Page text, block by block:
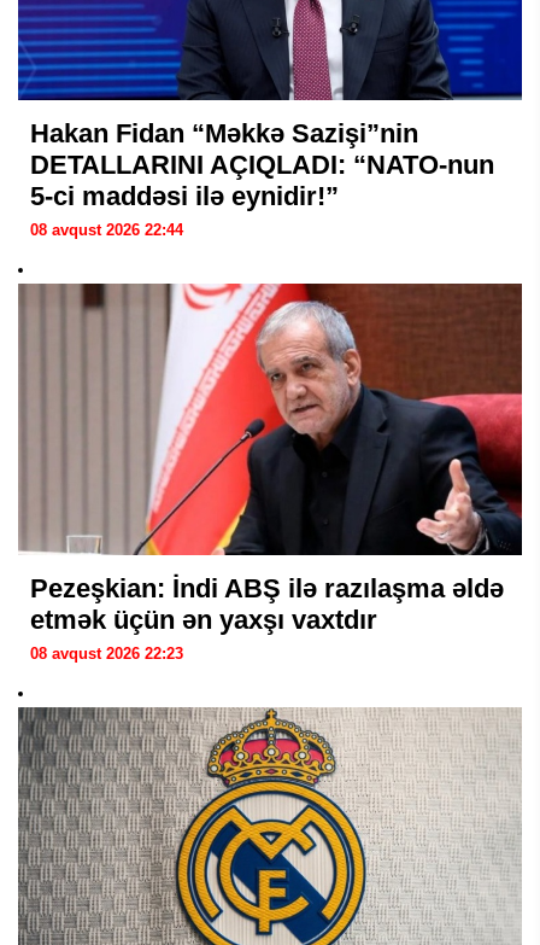
Hakan Fidan “Məkkə Sazişi”nin
DETALLARINI AÇIQLADI: “NATO-nun
5-ci maddəsi ilə eynidir!”
08 avqust 2026 22:44
Pezeşkian: İndi ABŞ ilə razılaşma əldə
etmək üçün ən yaxşı vaxtdır
08 avqust 2026 22:23